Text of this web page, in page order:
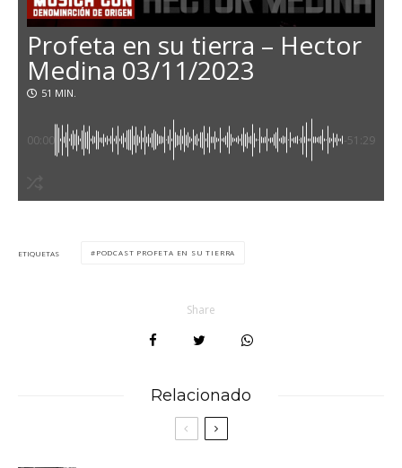
Profeta en su tierra – Hector
Medina 03/11/2023
51 MIN.
00:00 -51:29
ETIQUETAS PODCAST PROFETA EN SU TIERRA
Share
Relacionado